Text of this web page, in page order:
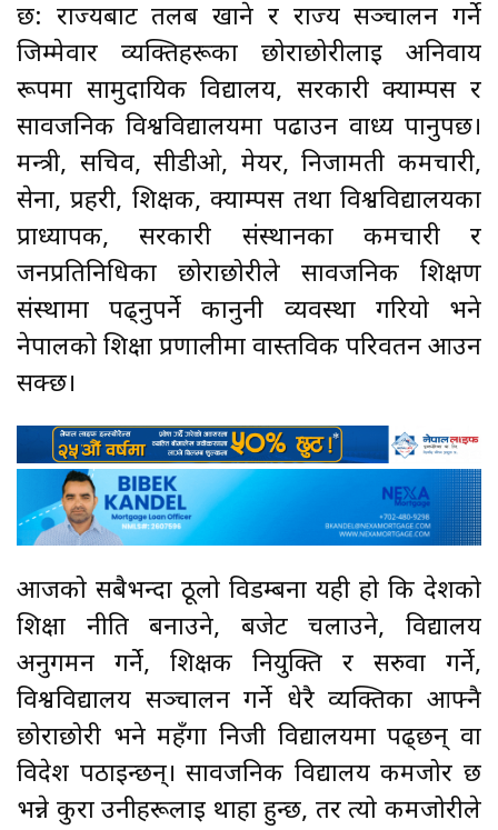
छ: राज्यबाट तलब खाने र राज्य सञ्चालन गर्ने
जिम्मेवार व्यक्तिहरूका छोराछोरीलाई अनिवार्य
रूपमा सामुदायिक विद्यालय, सरकारी क्याम्पस र
सार्वजनिक विश्वविद्यालयमा पढाउन वाध्य पार्नुपर्छ।
मन्त्री, सचिव, सीडीओ, मेयर, निजामती कर्मचारी,
सेना, प्रहरी, शिक्षक, क्याम्पस तथा विश्वविद्यालयका
प्राध्यापक, सरकारी संस्थानका कर्मचारी र
जनप्रतिनिधिका छोराछोरीले सार्वजनिक शिक्षण
संस्थामा पढ्नुपर्ने कानुनी व्यवस्था गरियो भने
नेपालको शिक्षा प्रणालीमा वास्तविक परिवर्तन आउन
सक्छ।
आजको सबैभन्दा ठूलो विडम्बना यही हो कि देशको
शिक्षा नीति बनाउने, बजेट चलाउने, विद्यालय
अनुगमन गर्ने, शिक्षक नियुक्ति र सरुवा गर्ने,
विश्वविद्यालय सञ्चालन गर्ने धेरै व्यक्तिका आफ्नै
छोराछोरी भने महँगा निजी विद्यालयमा पढ्छन् वा
विदेश पठाइन्छन्। सार्वजनिक विद्यालय कमजोर छ
भन्ने कुरा उनीहरूलाई थाहा हुन्छ, तर त्यो कमजोरीले